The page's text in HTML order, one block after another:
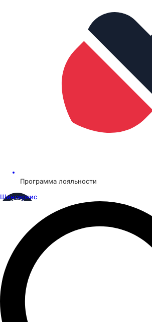
Программа лояльности
Шинсервис